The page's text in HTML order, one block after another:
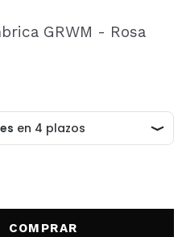
podrás realizar
el estado de tus
anteriores.
GRWM - Rosa
COMPRAR